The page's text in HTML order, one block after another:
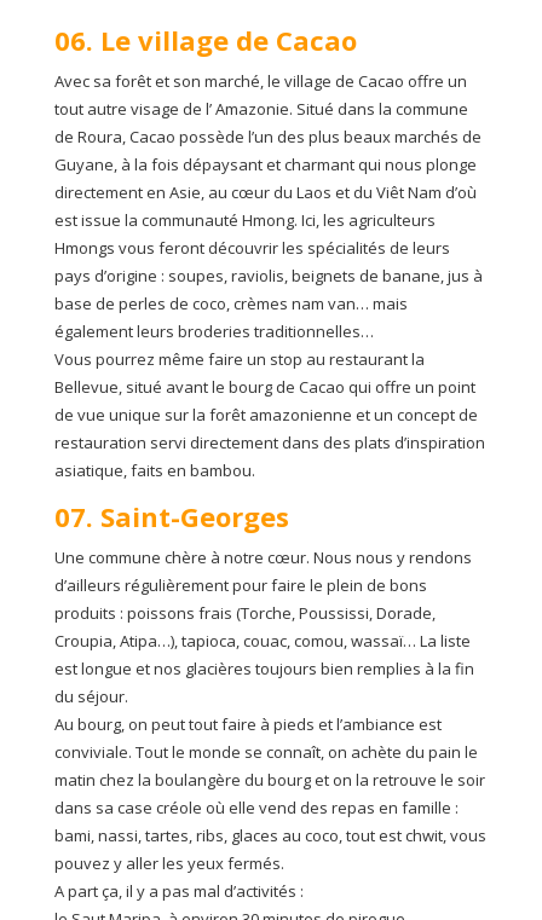
06. Le village de Cacao
Avec sa forêt et son marché, le village de Cacao offre un
tout autre visage de l’ Amazonie. Situé dans la commune
de Roura, Cacao possède l’un des plus beaux marchés de
Guyane, à la fois dépaysant et charmant qui nous plonge
directement en Asie, au cœur du Laos et du Viêt Nam d’où
est issue la communauté Hmong. Ici, les agriculteurs
Hmongs vous feront découvrir les spécialités de leurs
pays d’origine : soupes, raviolis, beignets de banane, jus à
base de perles de coco, crèmes nam van… mais
également leurs broderies traditionnelles…
Vous pourrez même faire un stop au restaurant la
Bellevue, situé avant le bourg de Cacao qui offre un point
de vue unique sur la forêt amazonienne et un concept de
restauration servi directement dans des plats d’inspiration
asiatique, faits en bambou.
07. Saint-Georges
Une commune chère à notre cœur. Nous nous y rendons
d’ailleurs régulièrement pour faire le plein de bons
produits : poissons frais (Torche, Poussissi, Dorade,
Croupia, Atipa…), tapioca, couac, comou, wassaï… La liste
est longue et nos glacières toujours bien remplies à la fin
du séjour.
Au bourg, on peut tout faire à pieds et l’ambiance est
conviviale. Tout le monde se connaît, on achète du pain le
matin chez la boulangère du bourg et on la retrouve le soir
dans sa case créole où elle vend des repas en famille :
bami, nassi, tartes, ribs, glaces au coco, tout est chwit, vous
pouvez y aller les yeux fermés.
A part ça, il y a pas mal d’activités :